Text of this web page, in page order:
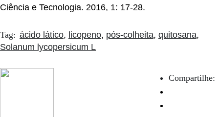
Ciência e Tecnologia. 2016, 1: 17-28.
Tag: ácido lático, licopeno, pós-colheita, quitosana,
Solanum lycopersicum L
Compartilhe: